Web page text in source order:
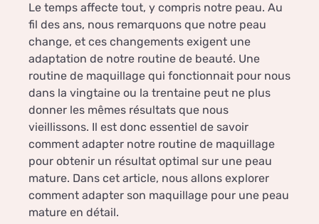
Le temps affecte tout, y compris notre peau. Au
fil des ans, nous remarquons que notre peau
change, et ces changements exigent une
adaptation de notre routine de beauté. Une
routine de maquillage qui fonctionnait pour nous
dans la vingtaine ou la trentaine peut ne plus
donner les mêmes résultats que nous
vieillissons. Il est donc essentiel de savoir
comment adapter notre routine de maquillage
pour obtenir un résultat optimal sur une peau
mature. Dans cet article, nous allons explorer
comment adapter son maquillage pour une peau
mature en détail.